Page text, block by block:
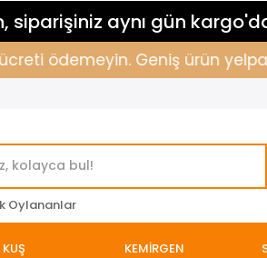
siparişiniz aynı gün
Geniş ürün
Oylananlar
KUŞ KEMİRGEN